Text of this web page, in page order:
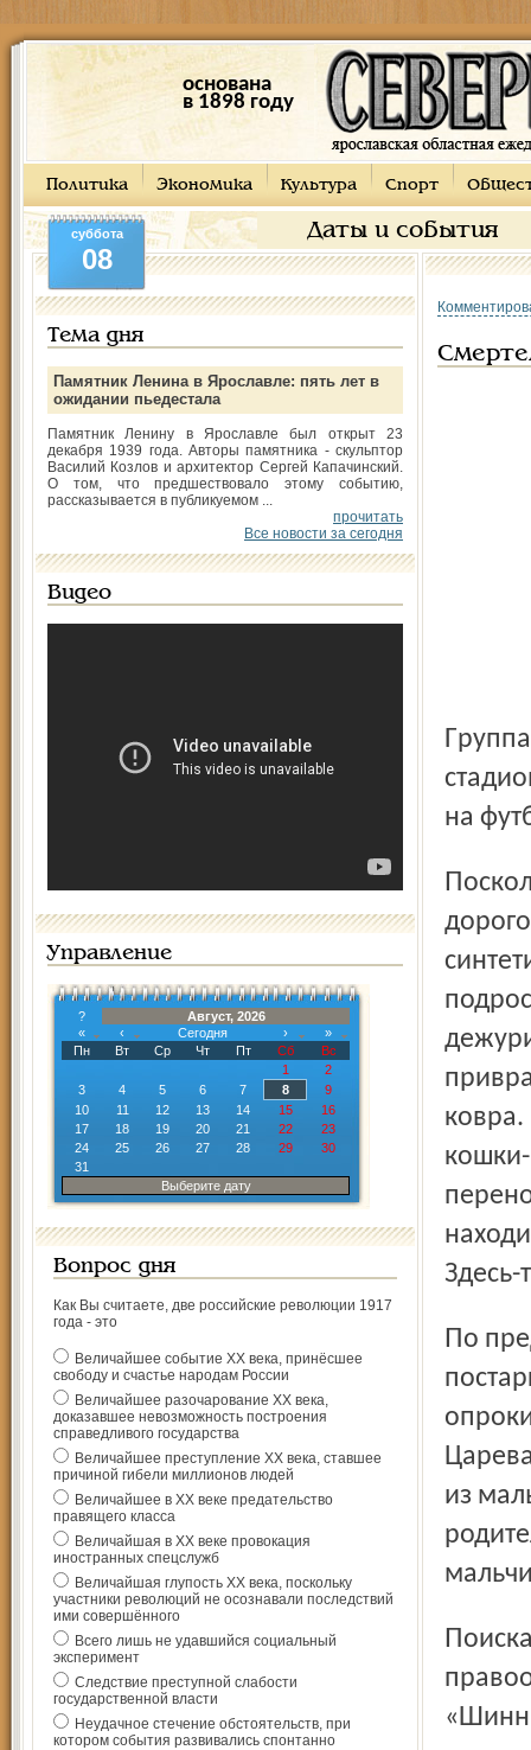
основана
в 1898 году
Политика Экономика Культура Спорт
Даты и события
суббота
08
Тема дня
Памятник Ленина в Ярославле: пять лет в
ожидании пьедестала
Памятник Ленину в Ярославле был открыт 23
декабря 1939 года. Авторы памятника - скульптор
Василий Козлов и архитектор Сергей Капачинский.
О том, что предшествовало этому событию,
рассказывается в публикуемом ...
прочитать
Все новости за сегодня
Видео
Управление
?
Август, 2026
«
‹ Сегодня ›
»
Пн
Вт Ср Чт Пт Сб
Вс
1
2
3
4 5 6 7 8
9
10
11 12 13 14 15
16
17
18 19 20 21 22
23
24
25 26 27 28 29
30
31
Выберите дату
Вопрос дня
Как Вы считаете, две российские революции 1917
года - это
Величайшее событие ХХ века, принёсшее
свободу и счастье народам России
Величайшее разочарование ХХ века,
доказавшее невозможность построения
справедливого государства
Величайшее преступление ХХ века, ставшее
причиной гибели миллионов людей
Величайшее в ХХ веке предательство
правящего класса
Величайшая в ХХ веке провокация
иностранных спецслужб
Величайшая глупость ХХ века, поскольку
участники революций не осознавали последствий
ими совершённого
Всего лишь не удавшийся социальный
эксперимент
Следствие преступной слабости
государственной власти
Неудачное стечение обстоятельств, при
котором события развивались спонтанно
Группа подростков, проживающих в домах поблизости от
на
Поскольку одна из задач стадионных охранников – беречь
ковра.
По предварительным данным, когда два подростка
из
Поисками конкретного виновника сейчас занимаются